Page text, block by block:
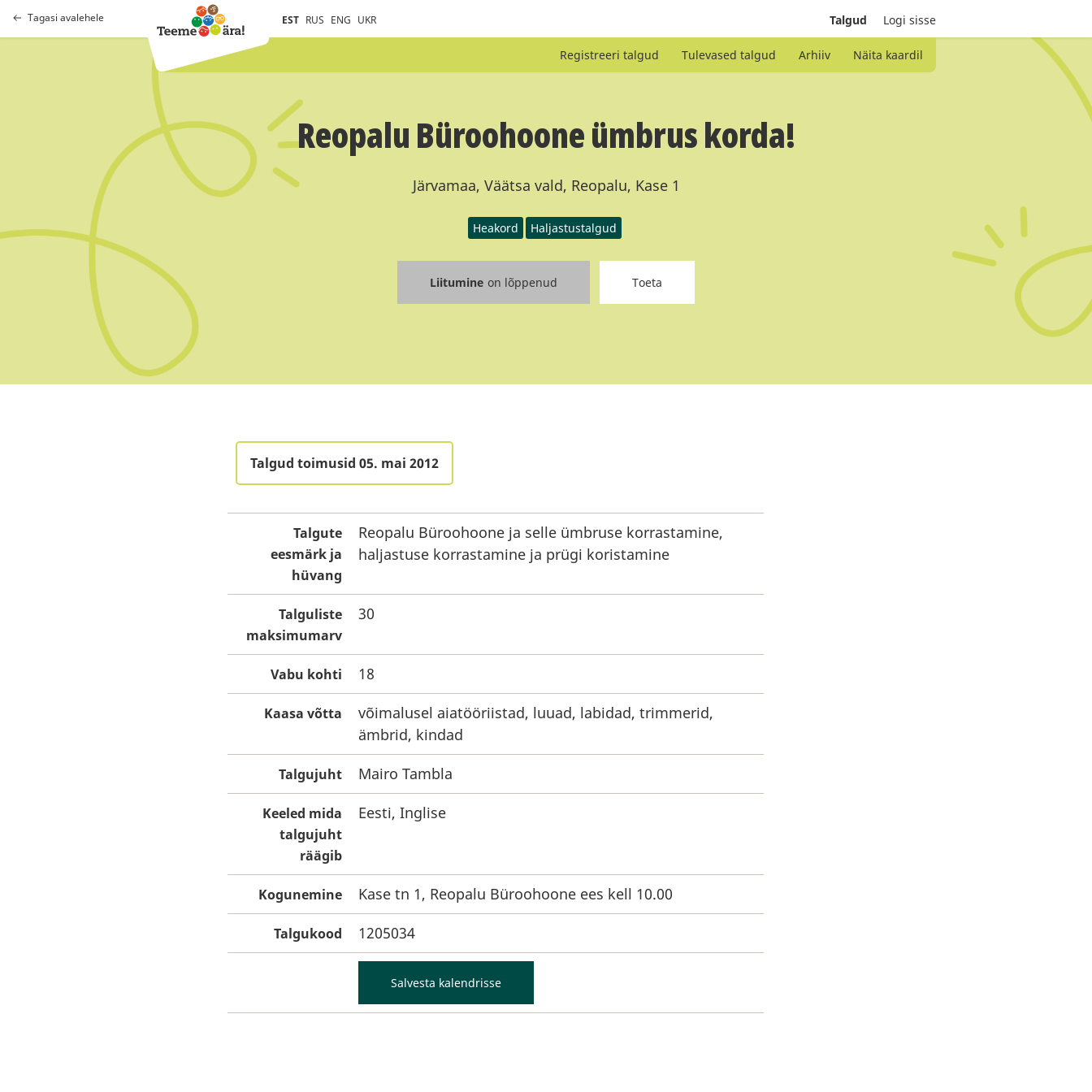
Tagasi avalehele EST RUS ENG UKR Talgud Logi sisse
Registreeri talgud Tulevased talgud Arhiiv Näita kaardil
Reopalu Büroohoone ümbrus korda!
Järvamaa, Väätsa vald, Reopalu, Kase 1
Heakord Haljastustalgud
Liitumine on lõppenud Toeta
Talgud toimusid 05. mai 2012
Talgute
eesmärk ja
hüvang
Reopalu Büroohoone ja selle ümbruse korrastamine,
haljastuse korrastamine ja prügi koristamine
Talguliste
maksimumarv
30
Vabu kohti 18
Kaasa võtta
võimalusel aiatööriistad, luuad, labidad, trimmerid,
ämbrid, kindad
Talgujuht Mairo Tambla
Keeled mida
talgujuht
räägib
Eesti, Inglise
Kogunemine Kase tn 1, Reopalu Büroohoone ees kell 10.00
Talgukood 1205034
Salvesta kalendrisse